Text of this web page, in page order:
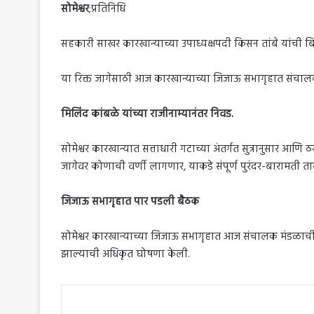
सोमेश्वर;प्रतिनिधि
सहकारी साखर कारखान्याच्या उपाध्यक्षपदी किसन तांबे
या रिक्त जागेसाठी आज कारखान्याच्या जिजाऊ सभागृहात
मिलिंद कांबळे यांच्या राजीनाम्यानंतर निवड.
सोमेश्वर कारखान्यात सत्ताधारी गटाच्या अंतर्गत सुत्रानुसार
जागेवर कोणाची वर्णी लागणार, याकडे संपूर्ण पुरंदर-
जिजाऊ सभागृहात पार पडली बैठक
सोमेश्वर कारखान्याच्या जिजाऊ सभागृहात आज संचालक
झाल्याची अधिकृत घोषणा केली.